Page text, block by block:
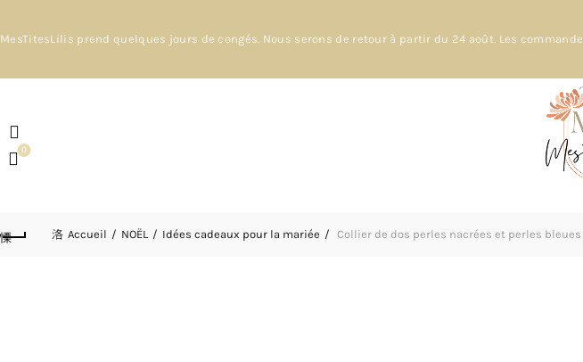
MesTitesLilis prend quelques jours de congés. Nous serons de retour à partir du 24 août. Les
0
Accueil NOËL Idées cadeaux pour la mariée Collier de dos perles nacrées et perles